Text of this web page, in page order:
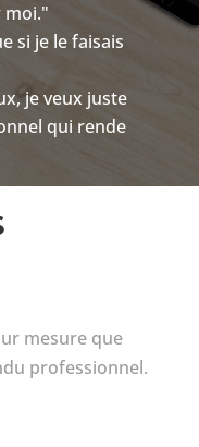
moi."
si je le faisais
je veux juste
qui rende
mesure que
professionnel.